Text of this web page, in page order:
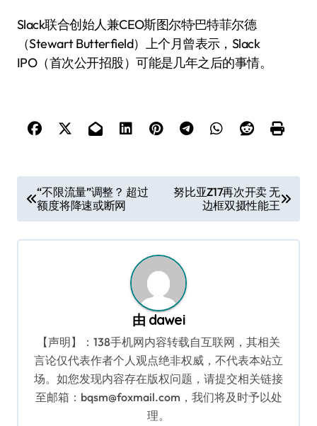
Slack联合创始人兼CEO斯图尔特·巴特菲尔德
（Stewart Butterfield）上个月曾表示，Slack
IPO（首次公开招股）可能是几年之后的事情。
章
导
“不限流量”调整？ 超过
额度将降速或断网
努比亚Z17再次开卖 无
边框双摄性能王
由 dawei
【声明】：138手机网内容转载自互联网，其相关
言论仅代表作者个人观点绝非权威，不代表本站立
场。如您发现内容存在版权问题，请提交相关链接
至邮箱：bqsm@foxmail.com，我们将及时予以处
理。